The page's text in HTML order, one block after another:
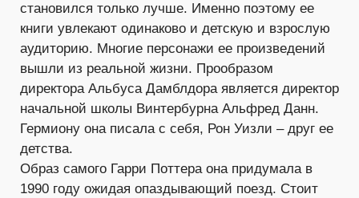
становился только лучше. Именно поэтому ее
книги увлекают одинаково и детскую и взрослую
аудиторию. Многие персонажи ее произведений
вышли из реальной жизни. Прообразом
директора Альбуса Дамблдора является директор
начальной школы Винтербурна Альфред Данн.
Гермиону она писала с себя, Рон Уизли – друг ее
детства.
Образ самого Гарри Поттера она придумала в
1990 году ожидая опаздывающий поезд. Стоит